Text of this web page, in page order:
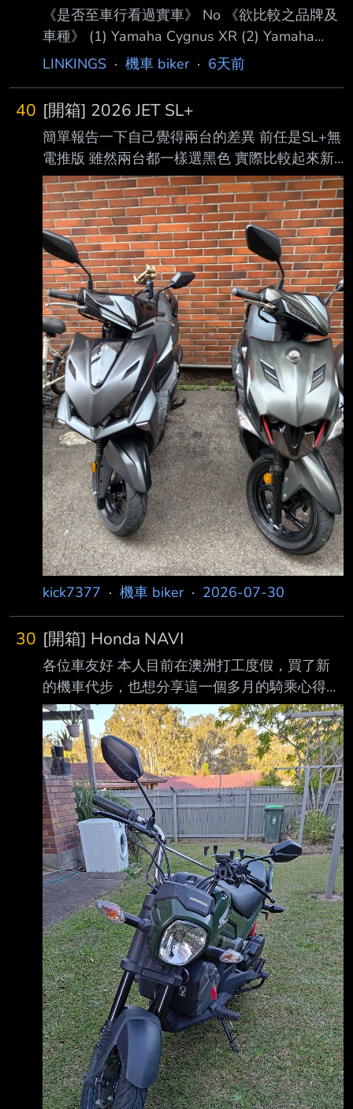
《是否至車行看過實車》 No 《欲比較之品牌及
車種》 (1) Yamaha Cygnus XR (2) Yamaha
Forcee 2.0 (3) SYM MMbcu (4) SYM Jet SL
您建議 小弟130公斤，日常通勤用。來回約30
公里。希望未來妥善率高 零件容易找好保養即
可。如 果有其他選項也歡迎推薦 《預算範圍》
10萬 《補充說明》 無 --
LINKINGS · 機車 biker· 6天前
40 [開箱] 2026 JET SL+
簡單報告一下自己覺得兩台的差異 前任是SL+無
電推版 雖然兩台都一樣選黑色 實際比較起來新
SL比較像黑色 舊SL偏墨綠
https://i.mopix.cc/YUX9MI.jpg 車廂拍照看不出
來 但很多YTR都介紹過了 只能說真的有感
https://i.mopix.cc/HvjczZ.jpg
https://i.mopix.cc/xXfdAZ.jpg 有置物小盒的是新
JET 原本舊SL連放SO11P都要把內襯壓緊才能下
去 還有另外一頂全罩有裝藍芽耳機的連放都放
不下 新JET車廂都解決了 腳踏部分比較無
kick7377 · 機車 biker· 2026-07-30
30 [開箱] Honda NAVI
各位車友好 本人目前在澳洲打工度假，買了新
的機車代步，也想分享這一個多月的騎乘心得。
首先先介紹外觀和功能，附上開箱影片：
https://youtu.be/sM63xCNCm6k?
si=FWFDMd7P_ew-13bB 那先來上幾張外觀：
https://i.mopix.cc/46SFCu.jpg
https://i.mopix.cc/ft9WLV.jpg
https://i.mopix.cc/zgrcCz.jpg 儀表板，非常陽春
https://i.mopix.cc/K4NQfM.jpg 左邊把手，